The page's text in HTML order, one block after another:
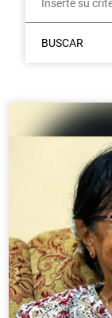
BUSCAR